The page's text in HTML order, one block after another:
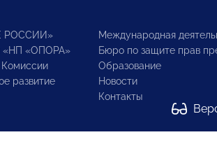
РОССИИ»
«НП «ОПОРА»
развитие
Международная
Бюро по защите прав
Образование
Новости
Контакты